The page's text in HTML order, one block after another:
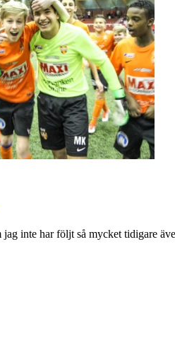
inte har följt så mycket tidigare